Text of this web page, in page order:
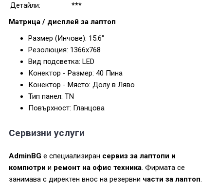
Детайли:
***
Матрица / дисплей за лаптоп
Размер (Инчове): 15.6"
Резолюция: 1366x768
Вид подсветка: LED
Конектор - Размер: 40 Пина
Конектор - Място: Долу в Ляво
Тип панел: TN
Повърхност: Гланцова
Сервизни услуги
AdminBG е специализиран сервиз за лаптопи и
компютри и ремонт на офис техника. Фирмата се
занимава с директен внос на резервни части за лаптоп.